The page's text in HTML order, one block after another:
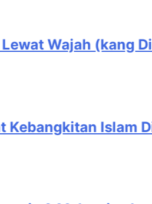
Wajah (kang Diki)
Islam